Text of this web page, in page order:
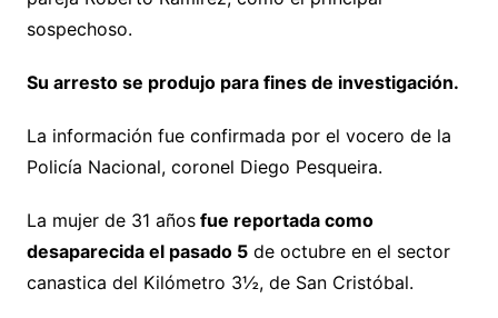
sospechoso.
Su arresto se produjo para fines de investigación.
La información fue confirmada por el vocero de la
Policía Nacional, coronel Diego Pesqueira.
La mujer de 31 añosfue reportada como
desaparecida el pasado 5de octubre en el sector
canastica del Kilómetro 3½, de San Cristóbal.